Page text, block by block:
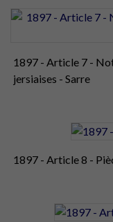
1897 - Article 7 -
jersiaises - Sarre
1897 - Article 8 -